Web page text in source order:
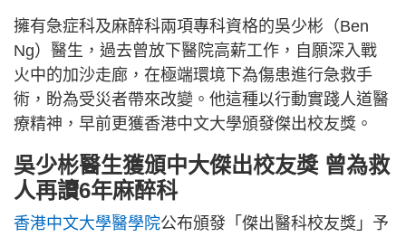
擁有急症科及麻醉科兩項專科資格的吳少彬（Ben
Ng）醫生，過去曾放下醫院高薪工作，自願深入戰
火中的加沙走廊，在極端環境下為傷患進行急救手
術，盼為受災者帶來改變。他這種以行動實踐人道醫
療精神，早前更獲香港中文大學頒發傑出校友獎。
吳少彬醫生獲頒中大傑出校友獎 曾為救
人再讀6年麻醉科
香港中文大學醫學院公布頒發「傑出醫科校友獎」予